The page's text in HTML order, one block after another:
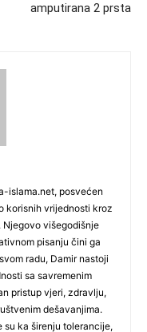
amputirana 2 prsta
islama.net, posvećen
korisnih vrijednosti kroz
višegodišnje
pisanju čini ga
radu, Damir nastoji
sa savremenim
pristup vjeri, zdravlju,
dešavanjima.
su ka širenju tolerancije,